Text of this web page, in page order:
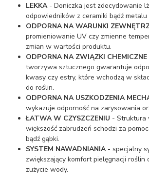
LEKKA- Doniczka jest zdecydowanie
odpowiedników z ceramiki bądź metalu
ODPORNA NA WARUNKI
promieniowanie UV czy zmienne
zmian w wartości produktu.
ODPORNA NA ZWIĄZKI CHEMICZNE
tworzywa sztucznego gwarantuje
kwasy czy estry, które wchodzą w
do roślin.
ODPORNA NA USZKODZENIA
wykazuje odporność na zarysowania
ŁATWA W CZYSZCZENIU - Struktura
większość zabrudzeń schodzi za
bądź gąbki.
SYSTEM NAWADNIANIA - specjalny
zwiększający komfort pielęgnacji roślin
zużycie wody.